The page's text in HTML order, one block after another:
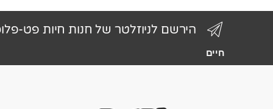
הירשם לניוזלטר של חנות חיות פט-
חיים